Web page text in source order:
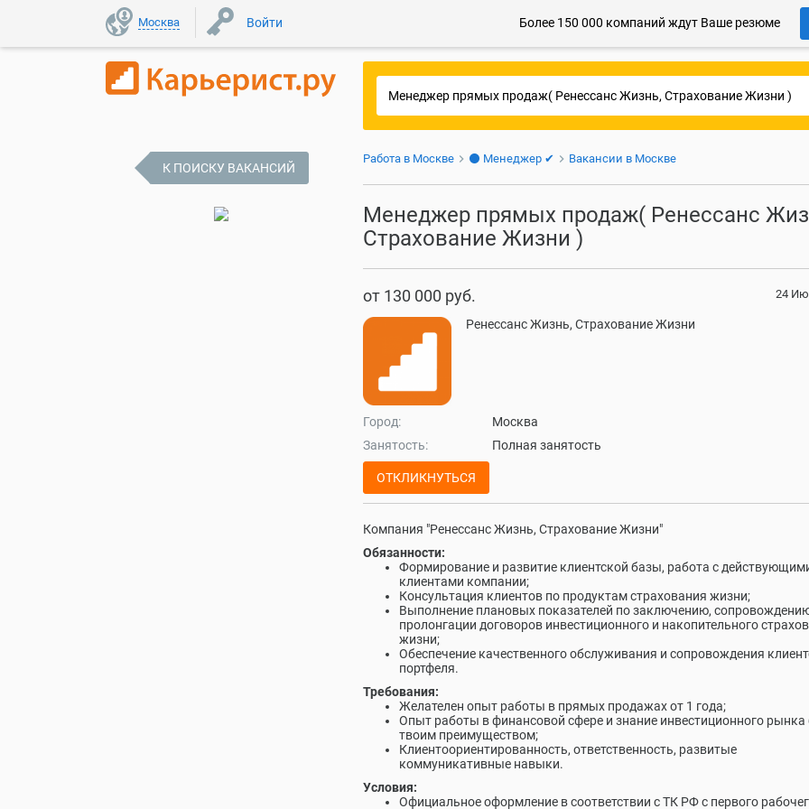
Москва Войти Более 150 000 компаний ждут Ваше резюме
Работа в Москве ⚫ Менеджер ✔ Вакансии в Москве
Менеджер прямых продаж( Ренессанс
Страхование Жизни )
24
от 130 000 руб.
Ренессанс Жизнь, Страхование Жизни
Город:
Москва
Занятость:
Полная занятость
ОТКЛИКНУТЬСЯ
Компания "Ренессанс Жизнь, Страхование Жизни"
Обязанности:
Формирование и развитие клиентской базы, работа с
клиентами компании;
Консультация клиентов по продуктам страхования жизни;
Выполнение плановых показателей по заключению,
пролонгации договоров инвестиционного и накопительного
жизни;
Обеспечение качественного обслуживания и сопровождения
портфеля.
Требования:
Желателен опыт работы в прямых продажах от 1 года;
Опыт работы в финансовой сфере и знание инвестиционного рынка
твоим преимуществом;
Клиентоориентированность, ответственность, развитые
коммуникативные навыки.
Условия:
Официальное оформление в соответствии с ТК РФ с первого
К ПОИСКУ ВАКАНСИЙ